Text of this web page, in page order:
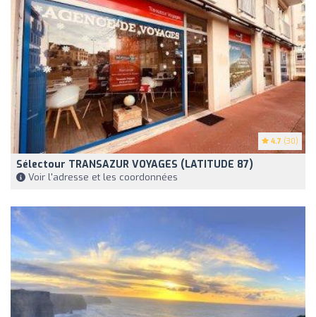
4.7 (30)
Sélectour TRANSAZUR VOYAGES (LATITUDE 87)
Voir l'adresse et les coordonnées